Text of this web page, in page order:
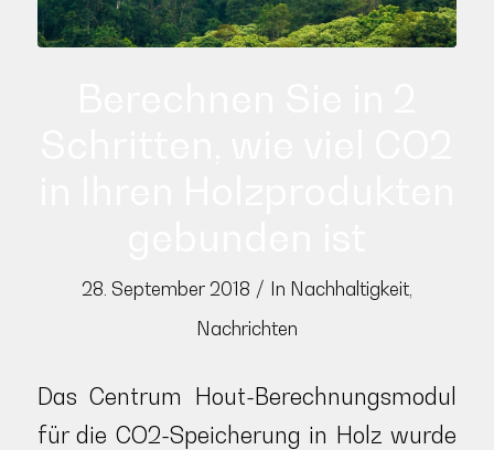
28. September 2018 / In Nachhaltigkeit,
Nachrichten
Das Centrum Hout-Berechnungsmodul
für die CO2-Speicherung in Holz wurde